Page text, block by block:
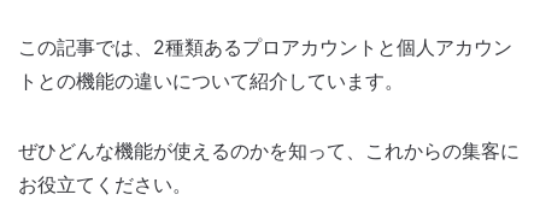
この記事では、2種類あるプロアカウントと個人アカウン
トとの機能の違いについて紹介しています。
ぜひどんな機能が使えるのかを知って、これからの集客に
お役立てください。